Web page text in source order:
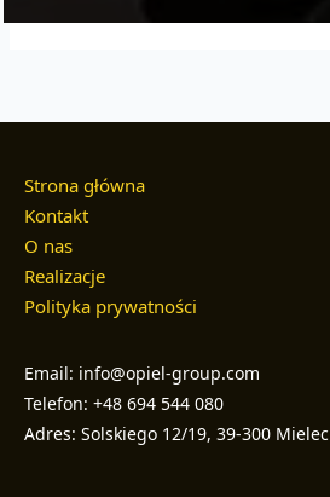
Strona główna
Kontakt
O nas
Realizacje
Polityka prywatności
Email: info@opiel-group.com
Telefon: +48 694 544 080
Adres: Solskiego 12/19, 39-300 Mielec